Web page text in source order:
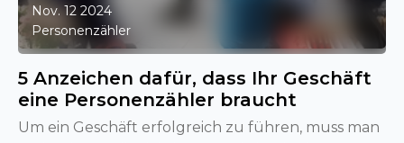
Nov. 12 2024
Personenzähler
5 Anzeichen dafür, dass Ihr Geschäft
eine Personenzähler braucht
Um ein Geschäft erfolgreich zu führen, muss man